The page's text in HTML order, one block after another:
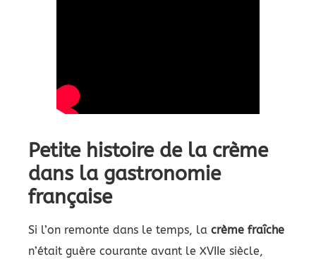
Petite histoire de la crème
dans la gastronomie
française
Si l’on remonte dans le temps, la crème fraîche
n’était guère courante avant le XVIIe siècle,